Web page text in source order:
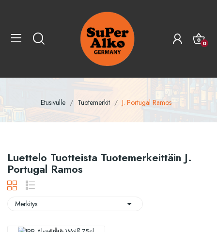
0
Etusivulle Tuotemerkit J. Portugal Ramos
Luettelo Tuotteista Tuotemerkeittäin J.
Portugal Ramos
Merkitys 